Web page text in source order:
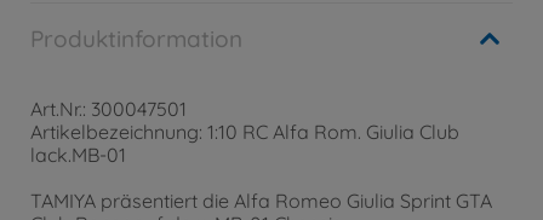
Produktinformation
Art.Nr.: 300047501
Artikelbezeichnung: 1:10 RC Alfa Rom. Giulia Club
lack.MB-01
TAMIYA präsentiert die Alfa Romeo Giulia Sprint GTA